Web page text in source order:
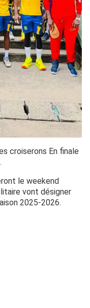
croiserons En finale
le weekend
vont désigner
2025-2026.